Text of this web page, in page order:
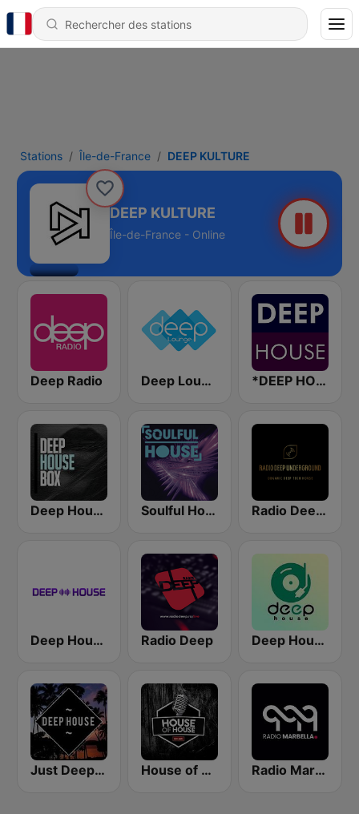
Stations Île-de-France DEEP KULTURE
DEEP KULTURE
Île-de-France - Online
Deep Radio Deep Lounge *DEEP HOUSE
Deep House Box Radio Soulful House Radio Deep Underground
Deep House Radio Radio Deep Deep House Radio
Just Deep House House of House Radio Marbella - Vocal Deep House